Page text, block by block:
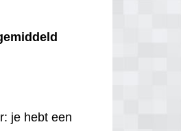
je hebt een